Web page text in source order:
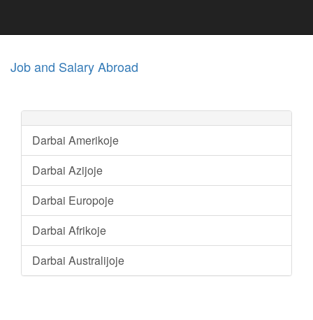
Job and Salary Abroad
Darbai Amerikoje
Darbai Azijoje
Darbai Europoje
Darbai Afrikoje
Darbai Australijoje